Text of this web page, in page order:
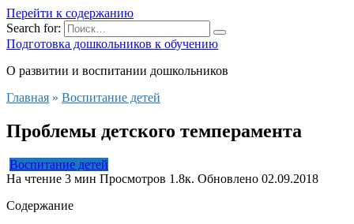
Перейти к содержанию
Search for:
Подготовка дошкольников к обучению
О развитии и воспитании дошкольников
Главная » Воспитание детей
Проблемы детского темперамента
Воспитание детей
На чтение 3 мин Просмотров 1.8к. Обновлено 02.09.2018
Содержание